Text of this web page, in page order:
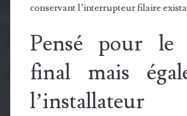
conservant l’interrupteur filaire
Pensé pour le
final mais
l’installateur